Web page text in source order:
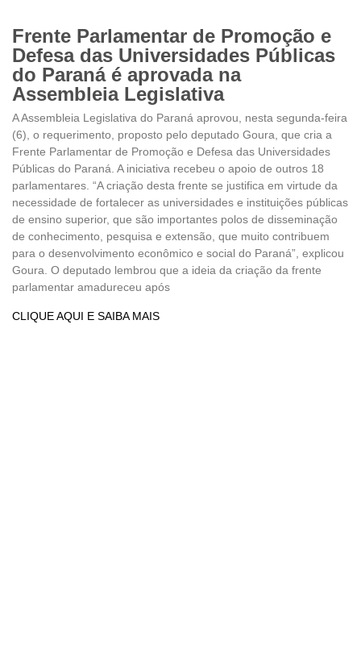
Frente Parlamentar de Promoção e
Defesa das Universidades Públicas
do Paraná é aprovada na
Assembleia Legislativa
A Assembleia Legislativa do Paraná aprovou, nesta segunda-feira
(6), o requerimento, proposto pelo deputado Goura, que cria a
Frente Parlamentar de Promoção e Defesa das Universidades
Públicas do Paraná. A iniciativa recebeu o apoio de outros 18
parlamentares. “A criação desta frente se justifica em virtude da
necessidade de fortalecer as universidades e instituições públicas
de ensino superior, que são importantes polos de disseminação
de conhecimento, pesquisa e extensão, que muito contribuem
para o desenvolvimento econômico e social do Paraná”, explicou
Goura. O deputado lembrou que a ideia da criação da frente
parlamentar amadureceu após
CLIQUE AQUI E SAIBA MAIS